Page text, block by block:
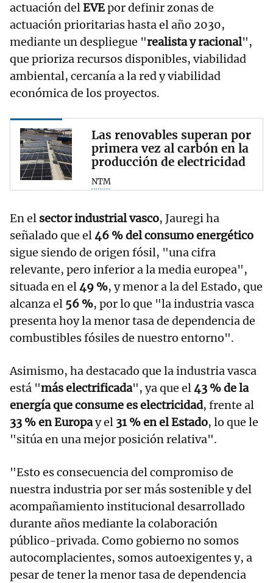
actuación delEVEpor definir zonas de
actuación prioritarias hasta el año 2030,
mediante un despliegue "realista y racional",
que prioriza recursos disponibles, viabilidad
ambiental, cercanía a la red y viabilidad
económica de los proyectos.
Las renovables superan por
primera vez al carbón en la
producción de electricidad
NTM
En el sector industrial vasco, Jauregi ha
señalado que el46 % del consumo energético
sigue siendo de origen fósil, "una cifra
relevante, pero inferior a la media europea",
situada en el49 %, y menor a la del Estado, que
alcanza el 56 %, por lo que "la industria vasca
presenta hoy la menor tasa de dependencia de
combustibles fósiles de nuestro entorno".
Asimismo, ha destacado que la industria vasca
está "más electrificada", ya que el43 % de la
energía que consume es electricidad, frente al
33 % en Europay el 31 % en el Estado, lo que le
"sitúa en una mejor posición relativa".
"Esto es consecuencia del compromiso de
nuestra industria por ser más sostenible y del
acompañamiento institucional desarrollado
durante años mediante la colaboración
público-privada. Como gobierno no somos
autocomplacientes, somos autoexigentes y, a
pesar de tener la menor tasa de dependencia